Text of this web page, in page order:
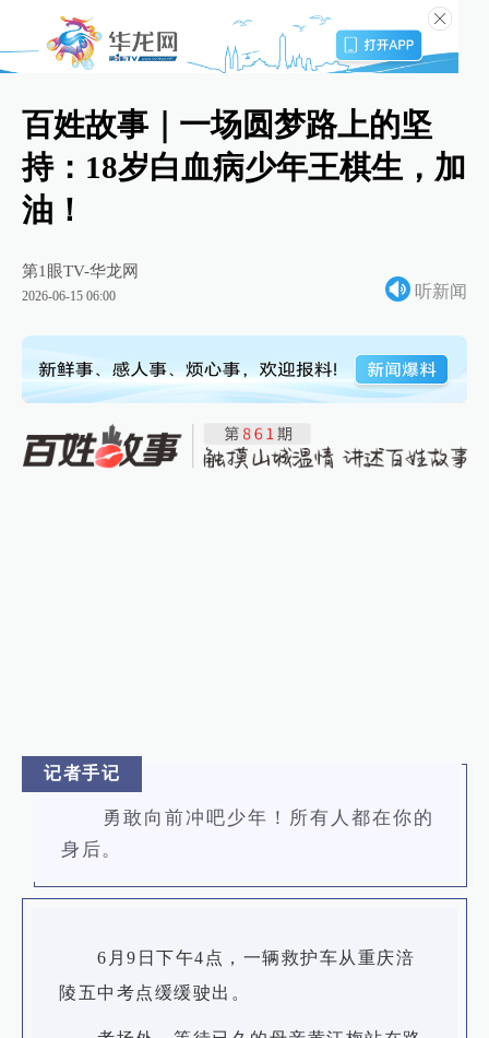
百姓故事｜一场圆梦路上的坚
持：18岁白血病少年王棋生，加
油！
第1眼TV-华龙网
2026-06-15 06:00 听新闻
记者手记
勇敢向前冲吧少年！所有人都在你的
身后。
6月9日下午4点，一辆救护车从重庆涪
陵五中考点缓缓驶出。